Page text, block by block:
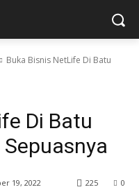
Buka Bisnis NetLife Di Batu
Di Batu
19, 2022 0
225